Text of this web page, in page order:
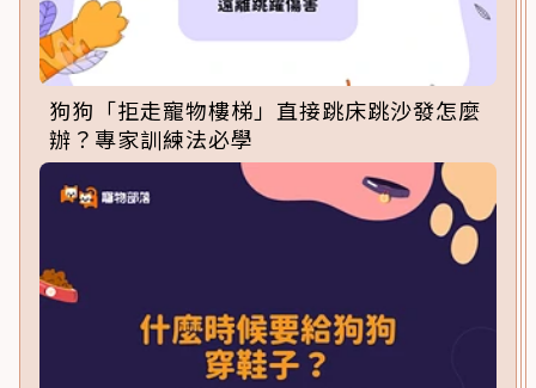
狗狗「拒走寵物樓梯」直接跳床跳沙發怎麼
辦？專家訓練法必學